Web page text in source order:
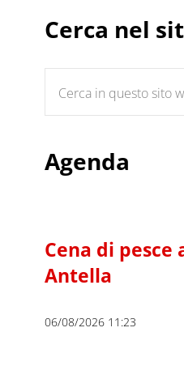
Cerca nel
Agenda
Cena di pesce
Antella
06/08/2026 11:23